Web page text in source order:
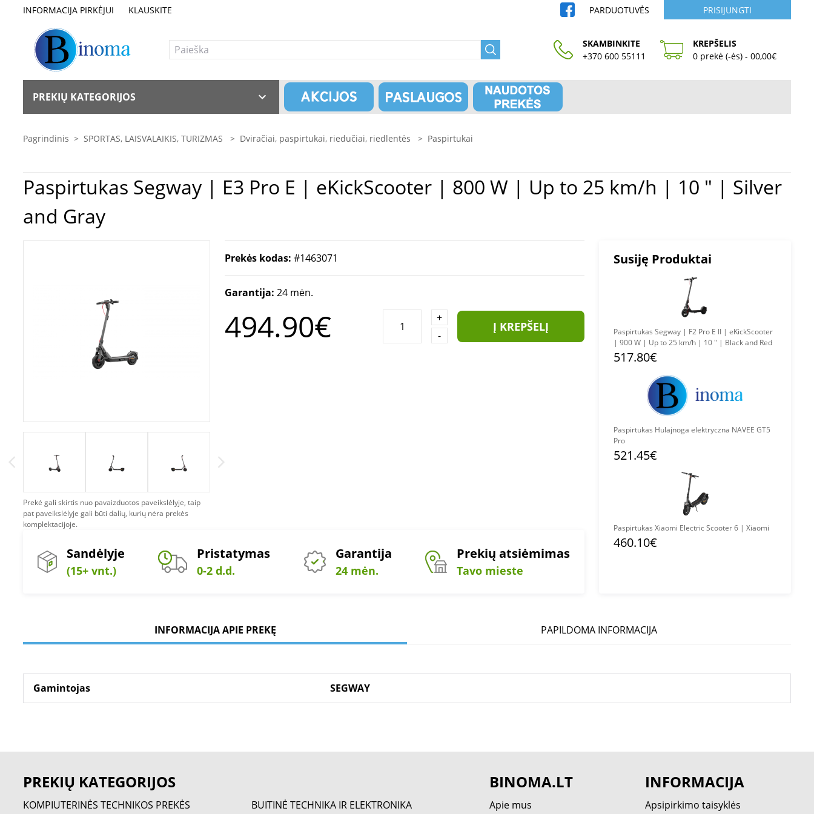
INFORMACIJA PIRKĖJUI KLAUSKITE PARDUOTUVĖS PRISIJUNGTI
SKAMBINKITE
+370 600 55111
KREPŠELIS
0 prekė (-ės) - 00,00€
PREKIŲ KATEGORIJOS
Pagrindinis > SPORTAS, LAISVALAIKIS, TURIZMAS > Dviračiai, paspirtukai, riedučiai, riedlentės > Paspirtukai
Paspirtukas Segway | E3 Pro E | eKickScooter | 800 W | Up to 25 km/h | 10 " | Silver
and Gray
Prekė gali skirtis nuo pavaizduotos paveikslėlyje, taip
pat paveikslėlyje gali būti dalių, kurių nėra prekės
komplektacijoje.
Prekės kodas: #1463071
Garantija: 24 mėn.
494.90€
+
-
Į KREPŠELĮ
Sandėlyje
(15+ vnt.)
Pristatymas
0-2 d.d.
Garantija
24 mėn.
Prekių atsiėmimas
Tavo mieste
Susiję Produktai
Paspirtukas Segway | F2 Pro E II | eKickScooter
| 900 W | Up to 25 km/h | 10 " | Black and Red
517.80€
Paspirtukas Hulajnoga elektryczna NAVEE GT5
Pro
521.45€
Paspirtukas Xiaomi Electric Scooter 6 | Xiaomi
460.10€
INFORMACIJA APIE PREKĘ PAPILDOMA INFORMACIJA
Gamintojas SEGWAY
PREKIŲ KATEGORIJOS
KOMPIUTERINĖS TECHNIKOS PREKĖS BUITINĖ TECHNIKA IR ELEKTRONIKA
BINOMA.LT
Apie mus
INFORMACIJA
Apsipirkimo taisyklės